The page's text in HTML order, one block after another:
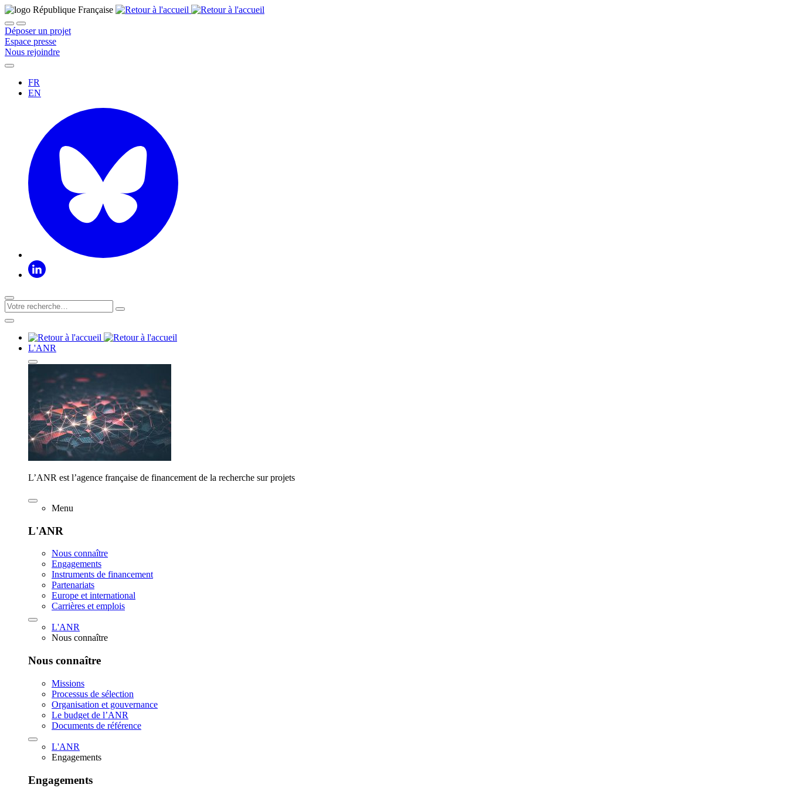
Déposer un projet
Espace presse
Nous rejoindre
FR
EN
L'ANR
L’ANR est l’agence française de financement de la recherche sur projets
Menu
L'ANR
Nous connaître
Engagements
Instruments de financement
Partenariats
Europe et international
Carrières et emplois
L'ANR
Nous connaître
Nous connaître
Missions
Processus de sélection
Organisation et gouvernance
Le budget de l’ANR
Documents de référence
L'ANR
Engagements
Engagements